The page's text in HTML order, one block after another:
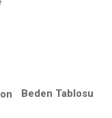
Beden Tablosu